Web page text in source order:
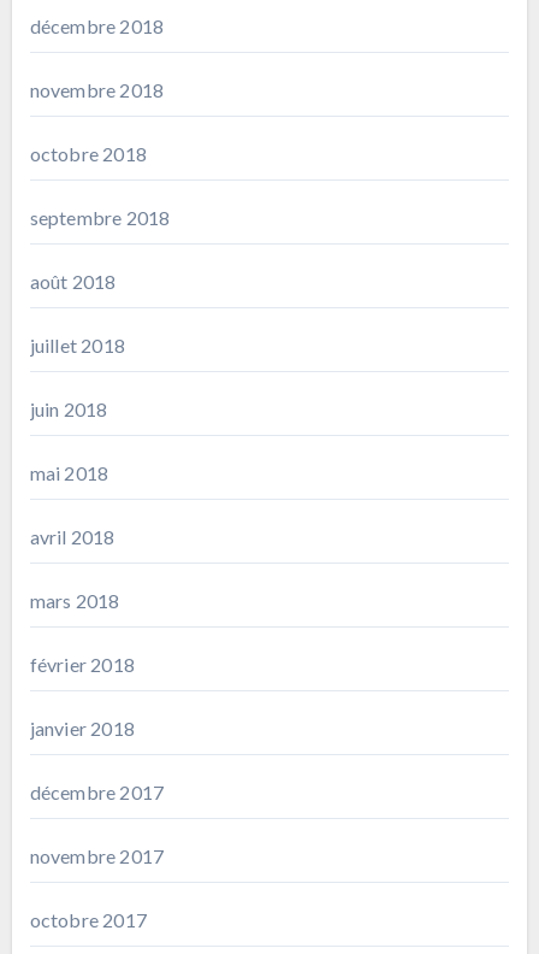
décembre 2018
novembre 2018
octobre 2018
septembre 2018
août 2018
juillet 2018
juin 2018
mai 2018
avril 2018
mars 2018
février 2018
janvier 2018
décembre 2017
novembre 2017
octobre 2017